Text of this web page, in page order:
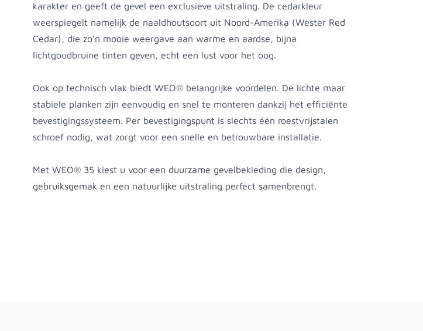
karakter en geeft de gevel een exclusieve uitstraling. De cedarkleur
weerspiegelt namelijk de naaldhoutsoort uit Noord-Amerika (Wester Red
Cedar), die zo'n mooie weergave aan warme en aardse, bijna
lichtgoudbruine tinten geven, echt een lust voor het oog.
Ook op technisch vlak biedt WEO® belangrijke voordelen. De lichte maar
stabiele planken zijn eenvoudig en snel te monteren dankzij het efficiënte
bevestigingssysteem. Per bevestigingspunt is slechts één roestvrijstalen
schroef nodig, wat zorgt voor een snelle en betrouwbare installatie.
Met WEO® 35 kiest u voor een duurzame gevelbekleding die design,
gebruiksgemak en een natuurlijke uitstraling perfect samenbrengt.